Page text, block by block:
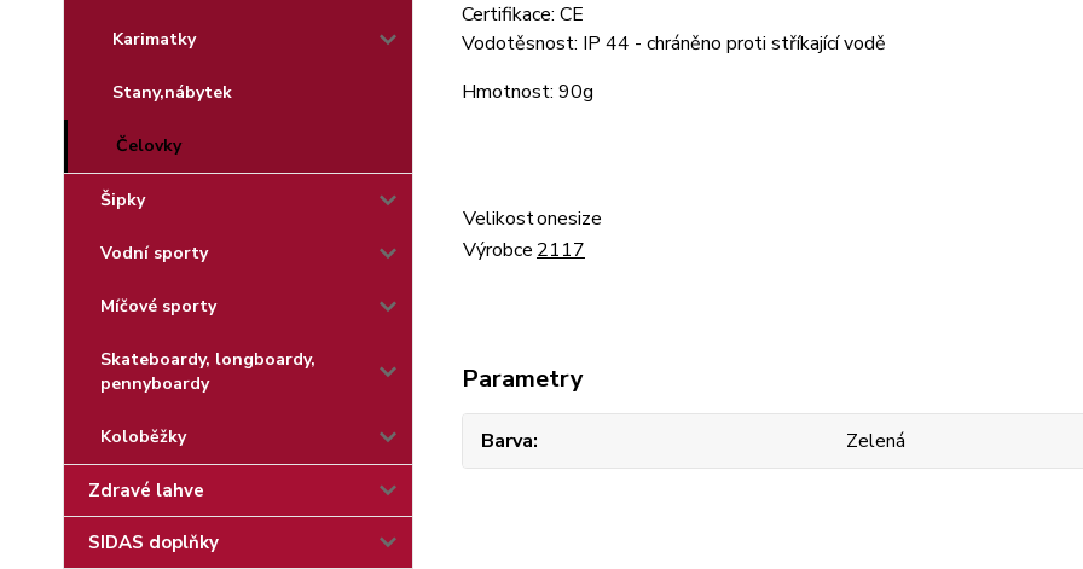
Karimatky
Stany,nábytek
Čelovky
Šipky
Vodní sporty
Míčové sporty
Skateboardy, longboardy,
pennyboardy
Koloběžky
Zdravé lahve
SIDAS doplňky
Certifikace: CE
Vodotěsnost: IP 44 - chráněno proti stříkající vodě
Hmotnost: 90g
Velikostonesize
Výrobce 2117
Parametry
Barva Zelená